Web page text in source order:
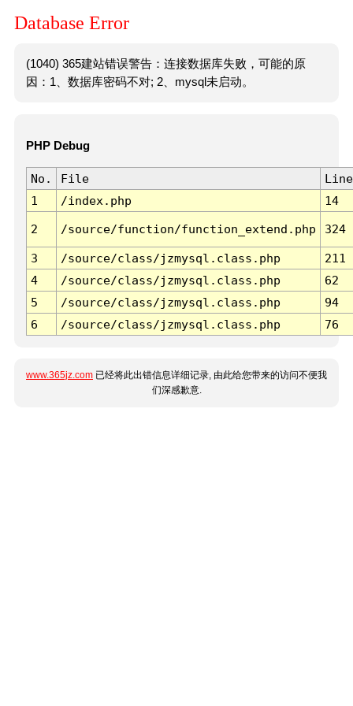
Database Error
(1040) 365建站错误警告：连接数据库失败，可能的原
因：1、数据库密码不对; 2、mysql未启动。
PHP Debug
No. File
Line
1
/index.php 14
2 /source/function/function_extend.php 324
3 /source/class/jzmysql.class.php
211
4
/source/class/jzmysql.class.php
62
5
/source/class/jzmysql.class.php
94
6
/source/class/jzmysql.class.php 76
www.365jz.com 已经将此出错信息详细记录, 由此给您带来的访问不便我
们深感歉意.